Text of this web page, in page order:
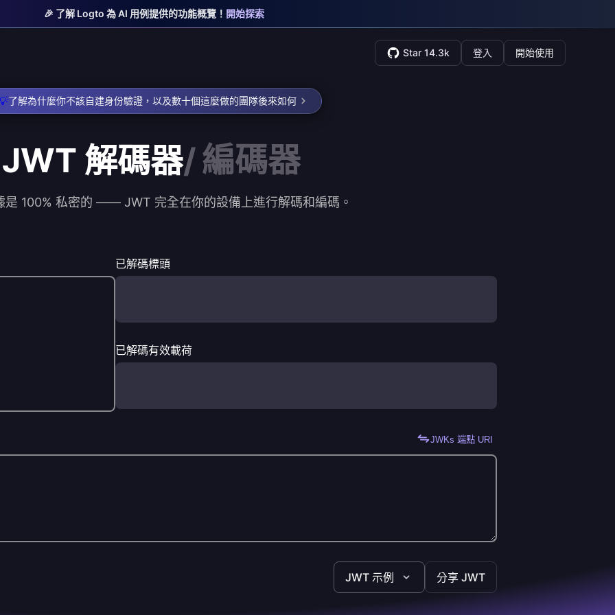
🎉 了解 Logto 為 AI 用例提供的功能概覽！ 開始探索
Star 14.3k 登入 開始使用
了解為什麼你不該自建身份驗證，以及數十個這麼做的團隊後來如何
JWT 解碼器/編碼器
是 100% 私密的 —— JWT 完全在你的設備上進行解碼和編碼。
已解碼標頭
已解碼有效載荷
JWKs 端點 URI
JWT 示例 分享 JWT